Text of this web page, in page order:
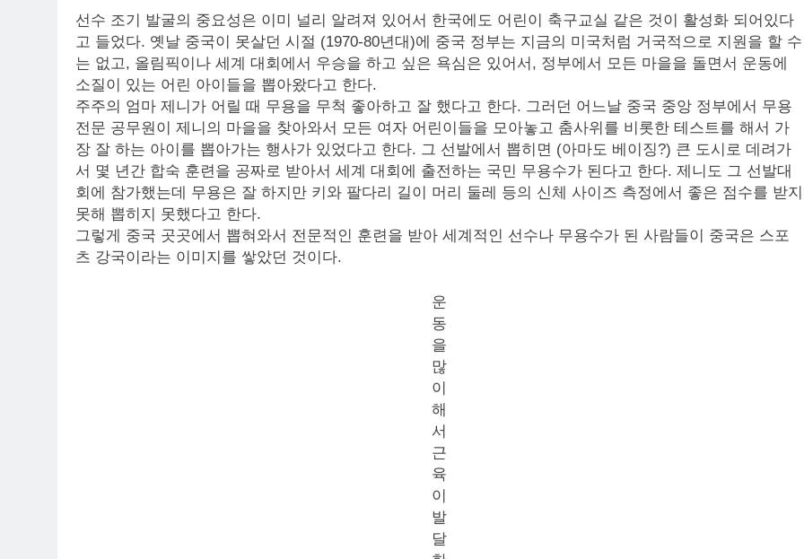
선수 조기 발굴의 중요성은 이미 널리 알려져 있어서 한국에도 어린이 축구교실 같은 것이 활성화 되어있다
고 들었다. 옛날 중국이 못살던 시절 (1970-80년대)에 중국 정부는 지금의 미국처럼 거국적으로 지원을 할 수
는 없고, 올림픽이나 세계 대회에서 우승을 하고 싶은 욕심은 있어서, 정부에서 모든 마을을 돌면서 운동에
소질이 있는 어린 아이들을 뽑아왔다고 한다.
주주의 엄마 제니가 어릴 때 무용을 무척 좋아하고 잘 했다고 한다. 그러던 어느날 중국 중앙 정부에서 무용
전문 공무원이 제니의 마을을 찾아와서 모든 여자 어린이들을 모아놓고 춤사위를 비롯한 테스트를 해서 가
장 잘 하는 아이를 뽑아가는 행사가 있었다고 한다. 그 선발에서 뽑히면 (아마도 베이징?) 큰 도시로 데려가
서 몇 년간 합숙 훈련을 공짜로 받아서 세계 대회에 출전하는 국민 무용수가 된다고 한다. 제니도 그 선발대
회에 참가했는데 무용은 잘 하지만 키와 팔다리 길이 머리 둘레 등의 신체 사이즈 측정에서 좋은 점수를 받지
못해 뽑히지 못했다고 한다.
그렇게 중국 곳곳에서 뽑혀와서 전문적인 훈련을 받아 세계적인 선수나 무용수가 된 사람들이 중국은 스포
츠 강국이라는 이미지를 쌓았던 것이다.
운
동
을
많
이
해
서
근
육
이
발
달